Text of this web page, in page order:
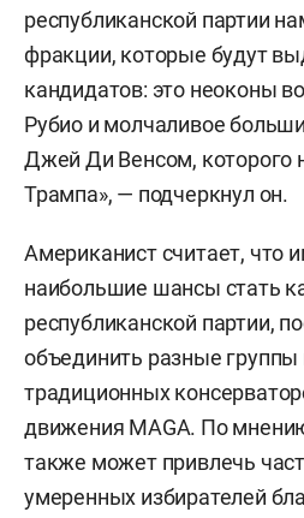
республиканской партии
фракции, которые будут
кандидатов: это неоконы
Рубио и молчаливое
Джей Ди Венсом, которого
Трампа», — подчеркнул он.
Американист считает, что
наибольшие шансы стать
республиканской партии,
объединить разные группы
традиционных
движения MAGA. По
также может привлечь
умеренных избирателей